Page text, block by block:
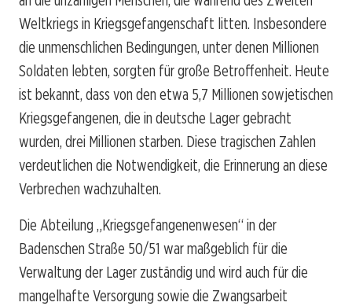
Weltkriegs in Kriegsgefangenschaft litten. Insbesondere
die unmenschlichen Bedingungen, unter denen Millionen
Soldaten lebten, sorgten für große Betroffenheit. Heute
ist bekannt, dass von den etwa 5,7 Millionen sowjetischen
Kriegsgefangenen, die in deutsche Lager gebracht
wurden, drei Millionen starben. Diese tragischen Zahlen
verdeutlichen die Notwendigkeit, die Erinnerung an diese
Verbrechen wachzuhalten.
Die Abteilung „Kriegsgefangenenwesen“ in der
Badenschen Straße 50/51 war maßgeblich für die
Verwaltung der Lager zuständig und wird auch für die
mangelhafte Versorgung sowie die Zwangsarbeit